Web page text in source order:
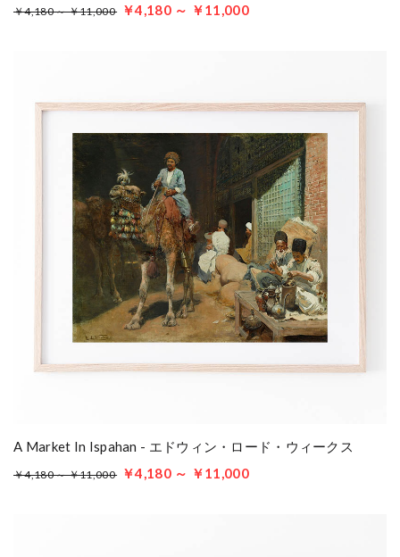
￥4,180 ～ ￥11,000 ￥4,180 ～ ￥11,000
A Market In Ispahan - エドウィン・ロード・ウィークス
￥4,180 ～ ￥11,000 ￥4,180 ～ ￥11,000